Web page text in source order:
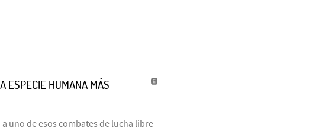
ESPECIE HUMANA MÁS
uno de esos combates de lucha libre